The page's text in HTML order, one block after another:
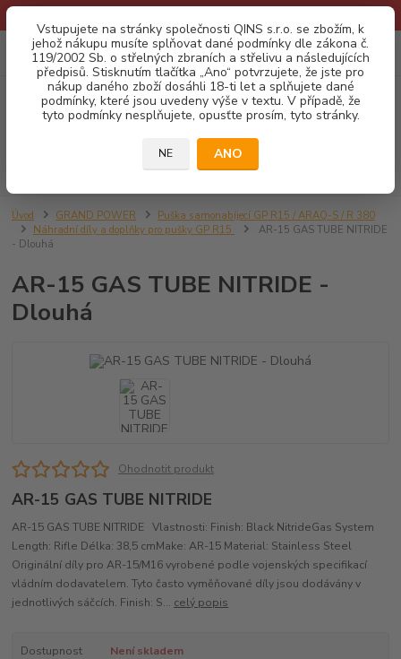
Vstupujete na stránky společnosti QINS s.r.o. se zbožím, k
jehož nákupu musíte splňovat dané podmínky dle zákona č.
119/2002 Sb. o střelných zbraních a střelivu a následujících
předpisů. Stisknutím tlačítka „Ano“ potvrzujete, že jste pro
nákup daného zboží dosáhli 18-ti let a splňujete dané
podmínky, které jsou uvedeny výše v textu. V případě, že
tyto podmínky nesplňujete, opusťte prosím, tyto stránky.
NE ANO
Menu
CZK 0
za0,00 Kč
Úvod GRAND POWER
Puška samonabíjecí GP R15 / ARAQ-S / R 380
Náhradní díly a doplňky pro pušky GP R15
AR-15 GAS TUBE NITRIDE
- Dlouhá
AR-15 GAS TUBE NITRIDE -
Dlouhá
Ohodnotit produkt
AR-15 GAS TUBE NITRIDE
AR-15 GAS TUBE NITRIDE Vlastnosti: Finish: Black NitrideGas System
Length: Rifle Délka: 38,5 cmMake: AR-15 Material: Stainless Steel
Originální díly pro AR-15/M16 vyrobené podle vojenských specifikací
vládním dodavatelem. Tyto často vyměňované díly jsou dodávány v
jednotlivých sáčcích. Finish: S... celý popis
Dostupnost Není skladem